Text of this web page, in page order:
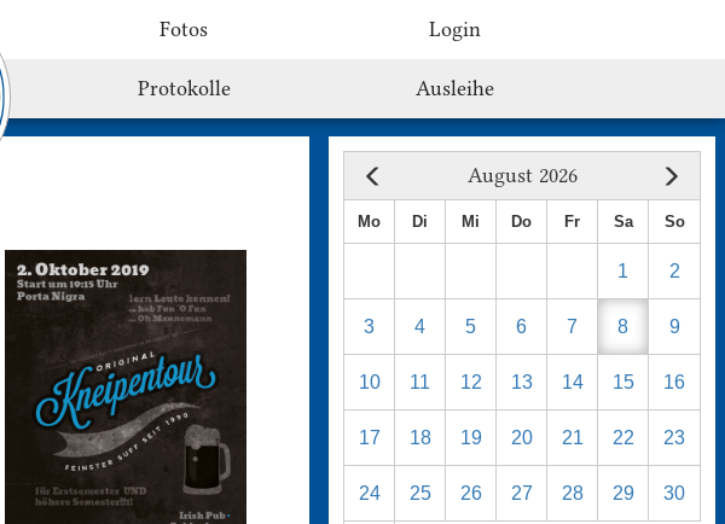
Fotos Login
Protokolle Ausleihe
August 2026
Mo Di Mi Do Fr Sa So
1 2
3 4 5 6 7 8 9
10 11 12 13 14 15 16
17 18 19 20 21 22 23
24 25 26 27 28 29 30